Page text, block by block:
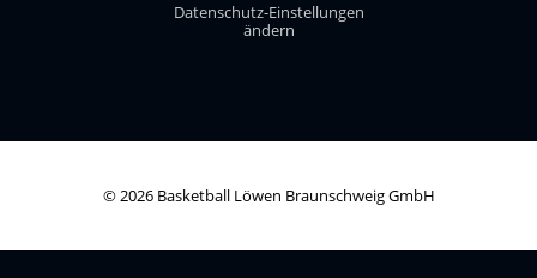
Datenschutz-Einstellungen
ändern
© 2026 Basketball Löwen Braunschweig GmbH